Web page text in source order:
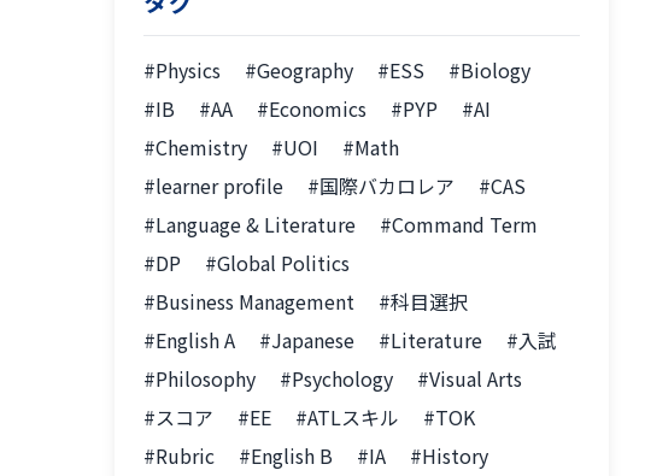
#Physics #Geography #ESS
#Biology
#IB
#AA #Economics #PYP
#AI
#Chemistry
#UOI
#Math
#learner profile
#国際バカロレア
#CAS
#Language & Literature
#Command Term
#DP
#Global Politics
#Business Management
#科目選択
#English A
#Japanese #Literature
#入試
#Philosophy
#Psychology
#Visual Arts
#スコア
#EE #ATLスキル
#TOK
#Rubric
#English B #IA #History